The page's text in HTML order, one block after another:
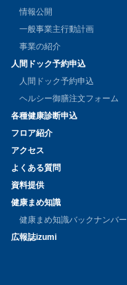
情報公開
一般事業主行動計画
事業の紹介
人間ドック予約申込
人間ドック予約申込
ヘルシー御膳注文フォーム
各種健康診断申込
フロア紹介
アクセス
よくある質問
資料提供
健康まめ知識
健康まめ知識バックナンバー
広報誌izumi